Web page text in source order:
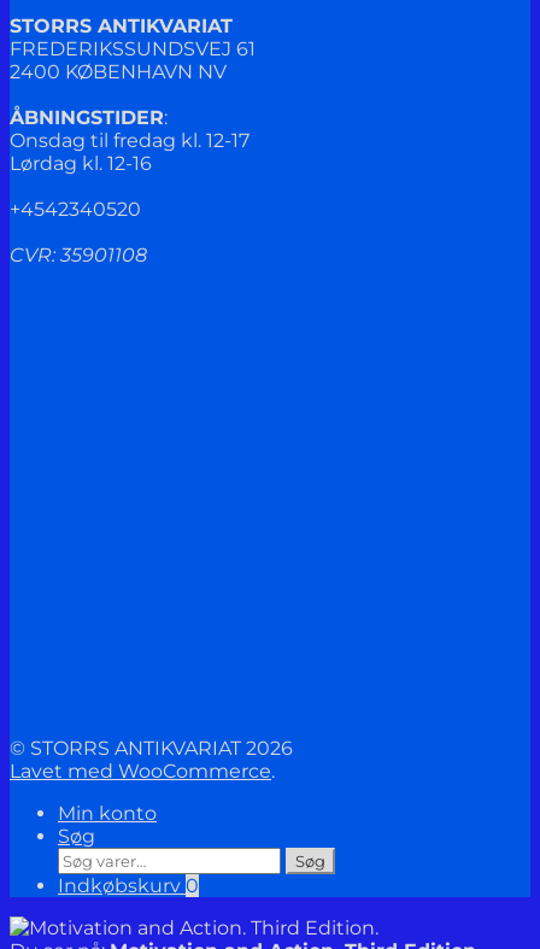
STORRS ANTIKVARIAT
FREDERIKSSUNDSVEJ 61
2400 KØBENHAVN NV
ÅBNINGSTIDER:
Onsdag til fredag kl. 12-17
Lørdag kl. 12-16
+4542340520
CVR: 35901108
© STORRS ANTIKVARIAT 2026
Lavet med WooCommerce.
Min konto
Søg
Søg
efter:
Søg
Indkøbskurv 0